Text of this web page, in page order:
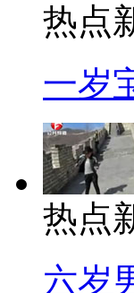
热点
一岁
热点
六岁